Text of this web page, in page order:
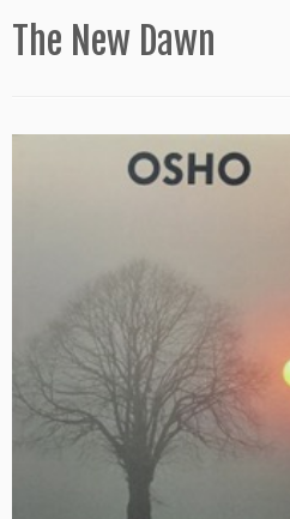
The New Dawn